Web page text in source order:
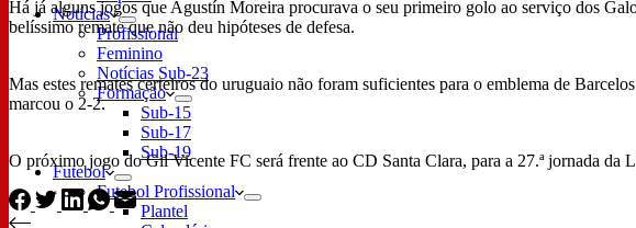
Notícias
Profissional
Feminino
Notícias Sub-23
Formação
Sub-15
Sub-17
Sub-19
Futebol
Futebol Profissional
Plantel
Há já alguns jogos que Agustín Moreira procurava o seu primeiro golo ao serviço dos
belíssimo remate que não deu hipóteses de defesa.
Mas estes remates certeiros do uruguaio não foram suficientes para o emblema de
marcou o 2-2.
O próximo jogo do Gil Vicente FC será frente ao CD Santa Clara, para a 27.ª jornada da